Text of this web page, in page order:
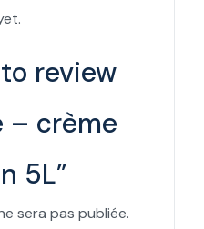
review
– crème
5L”
sera pas publiée.